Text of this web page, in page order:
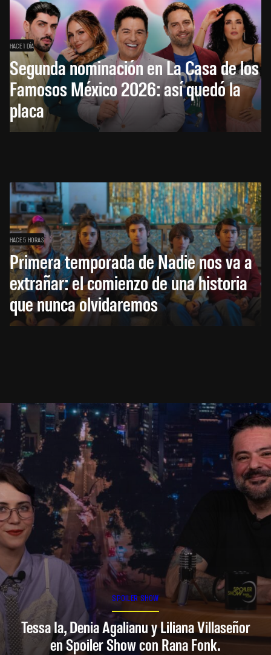
HACE 1 DÍA
Segunda nominación en La Casa de los
Famosos México 2026: así quedó la
placa
HACE 5 HORAS
Primera temporada de Nadie nos va a
extrañar: el comienzo de una historia
que nunca olvidaremos
SPOILER SHOW
Tessa Ia, Denia Agalianu y Liliana Villaseñor
en Spoiler Show con Rana Fonk.